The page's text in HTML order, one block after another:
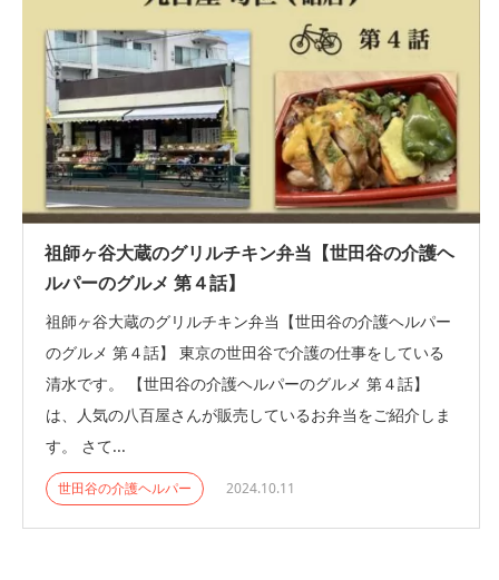
祖師ヶ谷大蔵のグリルチキン弁当【世田谷の介護ヘ
ルパーのグルメ 第４話】
祖師ヶ谷大蔵のグリルチキン弁当【世田谷の介護ヘルパー
のグルメ 第４話】 東京の世田谷で介護の仕事をしている
清水です。 【世田谷の介護ヘルパーのグルメ 第４話】
は、人気の八百屋さんが販売しているお弁当をご紹介しま
す。 さて...
世田谷の介護ヘルパー 2024.10.11